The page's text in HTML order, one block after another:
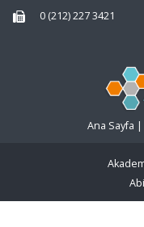
0 (212) 227 3421
Ana Sayfa |